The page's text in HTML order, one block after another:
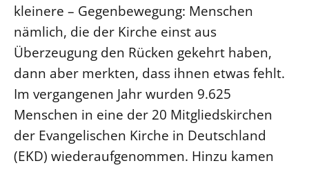
kleinere – Gegenbewegung: Menschen
nämlich, die der Kirche einst aus
Überzeugung den Rücken gekehrt haben,
dann aber merkten, dass ihnen etwas fehlt.
Im vergangenen Jahr wurden 9.625
Menschen in eine der 20 Mitgliedskirchen
der Evangelischen Kirche in Deutschland
(EKD) wiederaufgenommen. Hinzu kamen
MITARBEIT
Ehrenamt
Beruf
Freie Stellen
BIBLIOTHEK & ARCHIV
SERVICE